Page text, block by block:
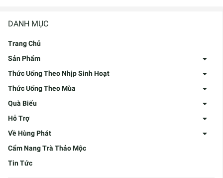
DANH MỤC
Trang Chủ
Sản Phẩm
Thức Uống Theo Nhịp Sinh Hoạt
Thức Uống Theo Mùa
Quà Biếu
Hỗ Trợ
Về Hùng Phát
Cẩm Nang Trà Thảo Mộc
Tin Tức